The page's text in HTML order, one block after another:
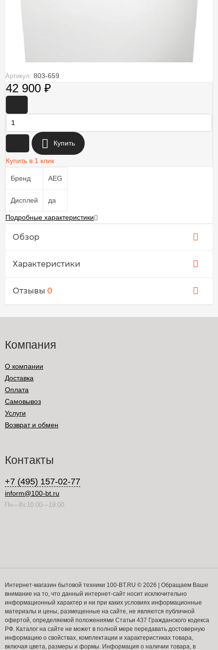
Артикул: 803-659
42 900 ₽
Купить
Купить в 1 клик
Бренд AEG
Дисплей да
Подробные характеристики
Обзор
Характеристики
Отзывы 0
Компания
О компании
Доставка
Оплата
Самовывоз
Услуги
Возврат и обмен
Контакты
+7 (495) 157-02-77
inform@100-bt.ru
Пн—Вс10:00—19:00
Интернет-магазин бытовой техники 100-BT.RU © 2026 | Обращаем Ваше
внимание на то, что данный интернет-сайт носит исключительно
информационный характер и ни при каких условиях информационные
материалы и цены, размещенные на сайте, не являются публичной
офертой, определяемой положениями Статьи 437 Гражданского кодекса
РФ. Каталог на сайте не может в полной мере передавать достоверную
информацию о свойствах, комплектации и характеристиках товара,
включая цвета, размеры и формы. Информация о наличии товара, в